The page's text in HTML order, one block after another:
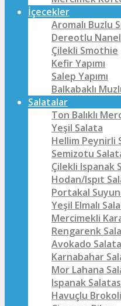
İçecekler
Aromalı Buzlu
Dereotlu
Çilekli Smothie
Kefir Yapımı
Salep Yapımı
Balkabaklı
Salatalar
Ton Balıklı
Yeşil Salata
Hellim Peynirli
Semizotu
Çilekli Ispanak
Hodan/Ispıt
Portakal
Yeşil Elmalı
Mercimekli
Rengarenk
Avokado
Karnabahar
Mor Lahana
Ispanak
Havuçlu